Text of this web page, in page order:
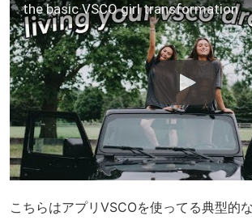
the basic VSCO girl transformation
こちらはアプリVSCOを使ってる典型的